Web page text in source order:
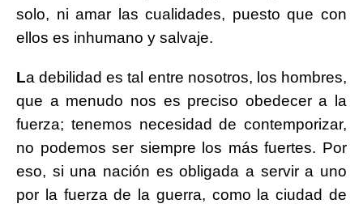
solo, ni amar las cualidades, puesto que con
ellos es inhumano y salvaje.
La debilidad es tal entre nosotros, los hombres,
que a menudo nos es preciso obedecer a la
fuerza; tenemos necesidad de contemporizar,
no podemos ser siempre los más fuertes. Por
eso, si una nación es obligada a servir a uno
por la fuerza de la guerra, como la ciudad de